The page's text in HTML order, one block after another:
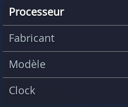
Processeur
Fabricant
Modèle
Clock